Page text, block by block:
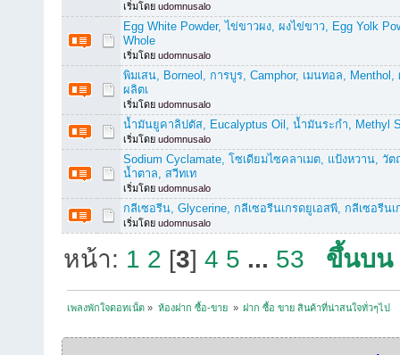
เริ่มโดย udomnusalo
Egg White Powder, ไข่ขาวผง, ผงไข่ขาว, Egg Yolk
Whole
เริ่มโดย udomnusalo
พิมเสน, Borneol, การบูร, Camphor, เมนทอล,
ผลิตเ
เริ่มโดย udomnusalo
น้ำมันยูคาลิปตัส, Eucalyptus Oil, น้ำมันระกำ, Methyl
เริ่มโดย udomnusalo
Sodium Cyclamate, โซเดียมไซคลาเมต, แป้งหวาน, วั
น้ำตาล, สวีทเท
เริ่มโดย udomnusalo
กลีเซอรีน, Glycerine, กลีเซอรีนเกรดยูเอสพี, กลีเซอรีน
เริ่มโดย udomnusalo
หน้า: 1 2 [3]4 5 ... 53 ขึ้นบน
เพลงพักใจดอทเน็ต » ห้องฝาก ซื้อ-ขาย » ฝาก ซื้อ ขาย สินค้าที่น่าสนใจทั่วๆไป